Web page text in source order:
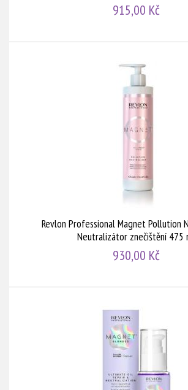
915,00 Kč
Revlon Professional Magnet Pollution
Neutralizátor znečištění 475
930,00 Kč